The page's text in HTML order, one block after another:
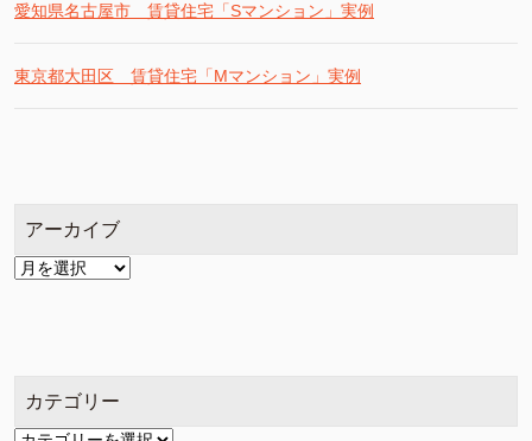
愛知県名古屋市 賃貸住宅「Sマンション」実例
東京都大田区 賃貸住宅「Mマンション」実例
アーカイブ
ア
カテゴリー